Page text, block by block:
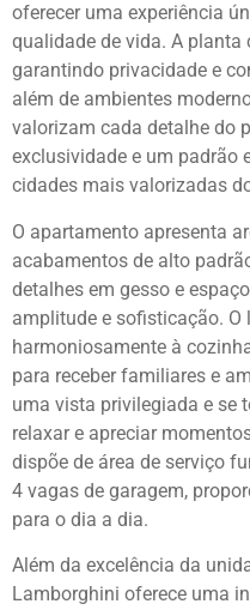
oferecer uma experiência
qualidade de vida. A
garantindo privacidade e
além de ambientes
valorizam cada detalhe do
exclusividade e um padrão
cidades mais valorizadas
O apartamento apresenta
acabamentos de alto
detalhes em gesso e
amplitude e sofisticação. O
harmoniosamente à
para receber familiares e
uma vista privilegiada e se
relaxar e apreciar
dispõe de área de serviço
4 vagas de garagem,
para o dia a dia.
Além da excelência da
Lamborghini oferece uma